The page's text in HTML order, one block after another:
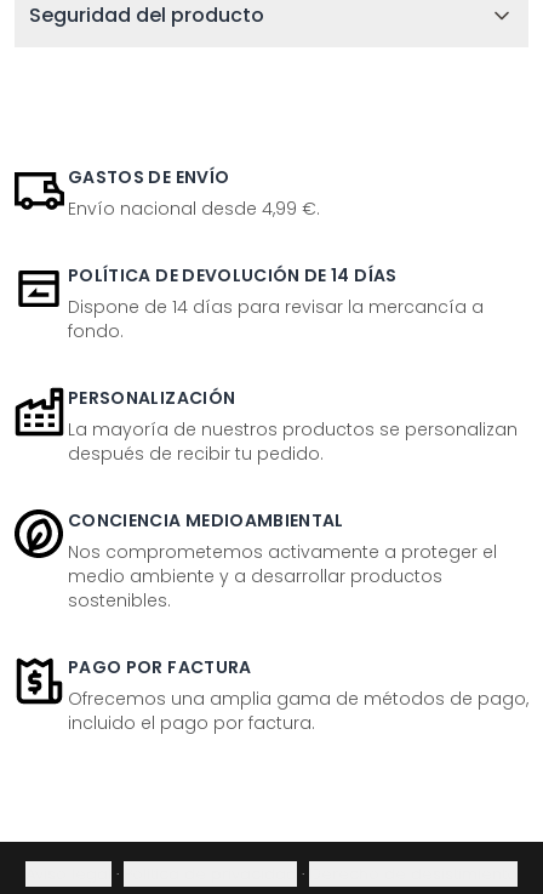
Seguridad del producto
GASTOS DE ENVÍO
Envío nacional desde 4,99 €.
POLÍTICA DE DEVOLUCIÓN DE 14 DÍAS
Dispone de 14 días para revisar la mercancía a
fondo.
PERSONALIZACIÓN
La mayoría de nuestros productos se personalizan
después de recibir tu pedido.
CONCIENCIA MEDIOAMBIENTAL
Nos comprometemos activamente a proteger el
medio ambiente y a desarrollar productos
sostenibles.
PAGO POR FACTURA
Ofrecemos una amplia gama de métodos de pago,
incluido el pago por factura.
· ·